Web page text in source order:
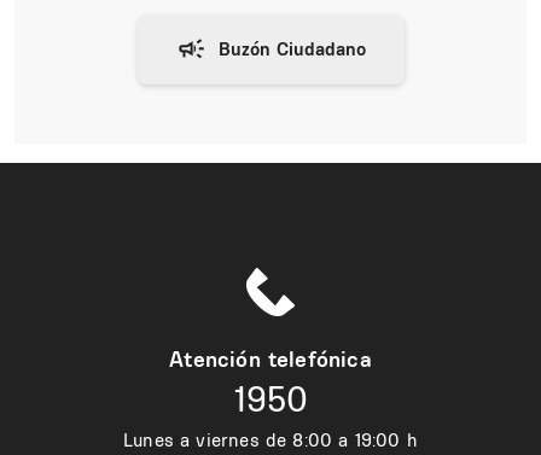
Atención telefónica
1950
Lunes a viernes de 8:00 a 19:00 h